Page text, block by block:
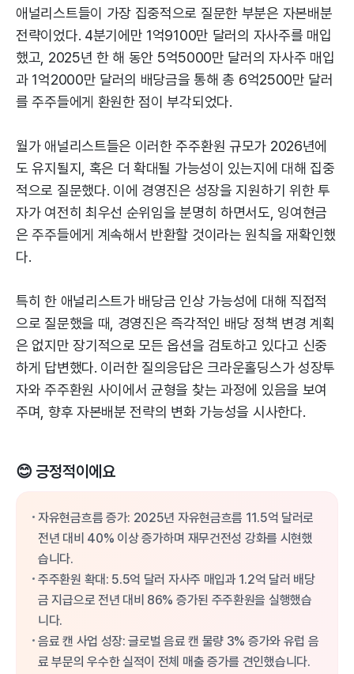
애널리스트들이 가장 집중적으로 질문한 부분은 자본배분
전략이었다. 4분기에만 1억9100만 달러의 자사주를 매입
했고, 2025년 한 해 동안 5억5000만 달러의 자사주 매입
과 1억2000만 달러의 배당금을 통해 총 6억2500만 달러
를 주주들에게 환원한 점이 부각되었다.
월가 애널리스트들은 이러한 주주환원 규모가 2026년에
도 유지될지, 혹은 더 확대될 가능성이 있는지에 대해 집중
적으로 질문했다. 이에 경영진은 성장을 지원하기 위한 투
자가 여전히 최우선 순위임을 분명히 하면서도, 잉여현금
은 주주들에게 계속해서 반환할 것이라는 원칙을 재확인했
다.
특히 한 애널리스트가 배당금 인상 가능성에 대해 직접적
으로 질문했을 때, 경영진은 즉각적인 배당 정책 변경 계획
은 없지만 장기적으로 모든 옵션을 검토하고 있다고 신중
하게 답변했다. 이러한 질의응답은 크라운홀딩스가 성장투
자와 주주환원 사이에서 균형을 찾는 과정에 있음을 보여
주며, 향후 자본배분 전략의 변화 가능성을 시사한다.
😊 긍정적이에요
자유현금흐름 증가: 2025년 자유현금흐름 11.5억 달러로
전년 대비 40% 이상 증가하며 재무건전성 강화를 시현했
습니다.
주주환원 확대: 5.5억 달러 자사주 매입과 1.2억 달러 배당
금 지급으로 전년 대비 86% 증가된 주주환원을 실행했습
니다.
음료 캔 사업 성장: 글로벌 음료 캔 물량 3% 증가와 유럽 음
료 부문의 우수한 실적이 전체 매출 증가를 견인했습니다.